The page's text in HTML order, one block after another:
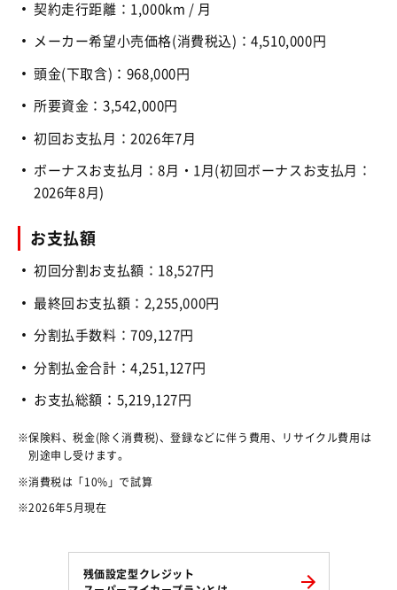
契約走行距離：1,000km / 月
メーカー希望小売価格(消費税込)：4,510,000円
頭金(下取含)：968,000円
所要資金：3,542,000円
初回お支払月：2026年7月
ボーナスお支払月：8月・1月(初回ボーナスお支払月：
2026年8月)
お支払額
初回分割お支払額：18,527円
最終回お支払額：2,255,000円
分割払手数料：709,127円
分割払金合計：4,251,127円
お支払総額：5,219,127円
保険料、税金(除く消費税)、登録などに伴う費用、リサイクル費用は
別途申し受けます。
消費税は「10%」で試算
2026年5月現在
残価設定型クレジット